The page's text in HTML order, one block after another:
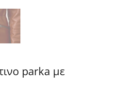
parka με